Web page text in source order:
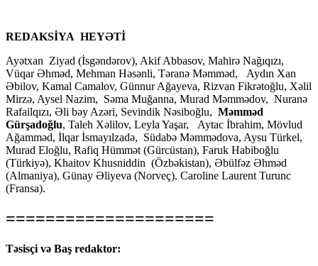
REDAKSİYA HEYƏTİ
Ayətxan Ziyad (İsgəndərov), Akif Abbasov, Mahirə Nağıqızı,
Vüqar Əhməd, Mehman Həsənli, Təranə Məmməd, Aydın Xan
Əbilov, Kamal Camalov, Günnur Ağayeva, Rizvan Fikrətoğlu, Xəlil
Mirzə, Aysel Nazim, Səma Muğanna, Murad Məmmədov, Nuranə
Rafailqızı, Əli bəy Azəri, Sevindik Nəsiboğlu, Məmməd
Gürşadoğlu, Taleh Xəlilov, Leyla Yaşar, Aytac İbrahim, Mövlud
Ağamməd, İlqar İsmayılzadə, Südabə Məmmədova, Aysu Türkel,
Murad Eloğlu, Rafiq Hümmət (Gürcüstan), Faruk Habiboğlu
(Türkiyə), Khaitov Khusniddin (Özbəkistan), Əbülfəz Əhməd
(Almaniya), Günay Əliyeva (Norveç). Caroline Laurent Turunc
(Fransa).
=====================
Təsisçi və Baş redaktor: